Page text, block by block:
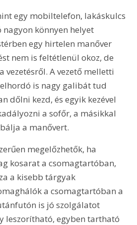
egy mobiltelefon, lakáskulcs
könnyen helyet
egy hirtelen manőver
nem is feltétlenül okoz, de
vezetésről. A vezető melletti
is nagy galibát tud
dőlni kezd, és egyik kezével
a sofőr, a másikkal
a manővert.
megelőzhetők, ha
kosarat a csomagtartóban,
a kisebb tárgyak
a csomagtartóban a
is jó szolgálatot
leszorítható, egyben tartható